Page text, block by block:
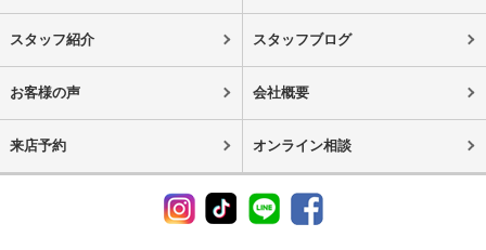
スタッフ紹介 スタッフブログ
お客様の声 会社概要
来店予約 オンライン相談